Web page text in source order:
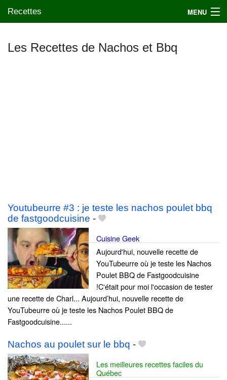
Recettes MENU
Les Recettes de Nachos et Bbq
Youtubeurre #3 : je teste les nachos poulet bbq
de fastgoodcuisine -
Cuisine Geek
Aujourd'hui, nouvelle recette de
YouTubeurre où je teste les Nachos
Poulet BBQ de Fastgoodcuisine
!C'était pour moi l'occasion de tester
une recette de Charl... Aujourd’hui, nouvelle recette de
YouTubeurre où je teste les Nachos Poulet BBQ de
Fastgoodcuisine......
Nachos au poulet sur le bbq -
Les meilleures recettes faciles du
Québec